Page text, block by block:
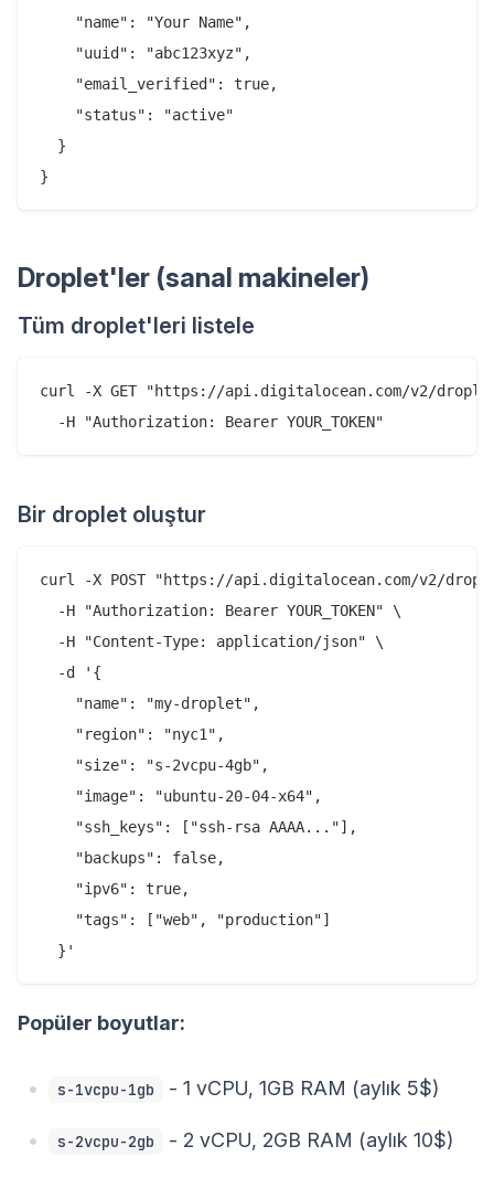
    "name": "Your Name",
    "uuid": "abc123xyz",
    "email_verified": true,
    "status": "active"
  }
Droplet'ler (sanal makineler)
Tüm droplet'leri listele
curl -X GET "https://api.digitalocean.com/v2/
Bir droplet oluştur
curl -X POST "https://api.digitalocean.com/v2/
  -H "Authorization: Bearer YOUR_TOKEN" \
  -H "Content-Type: application/json" \
  -d '{
    "name": "my-droplet",
    "region": "nyc1",
    "size": "s-2vcpu-4gb",
    "image": "ubuntu-20-04-x64",
    "ssh_keys": ["ssh-rsa AAAA..."],
    "backups": false,
    "ipv6": true,
    "tags": ["web", "production"]
Popüler boyutlar:
s-1vcpu-1gb - 1 vCPU, 1GB RAM (aylık 5$)
s-2vcpu-2gb - 2 vCPU, 2GB RAM (aylık 10$)